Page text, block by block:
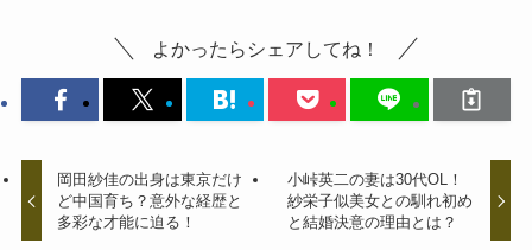
よかったらシェアしてね！
岡田紗佳の出身は東京だけ
ど中国育ち？意外な経歴と
多彩な才能に迫る！
小峠英二の妻は30代OL！
紗栄子似美女との馴れ初め
と結婚決意の理由とは？